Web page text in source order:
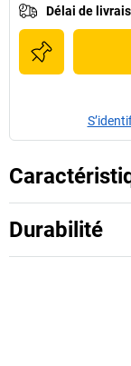
Délai de
Durabilité